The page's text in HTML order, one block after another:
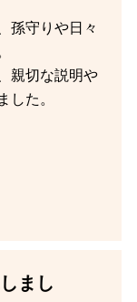
孫守りや日々
親切な説明や
した。
まし